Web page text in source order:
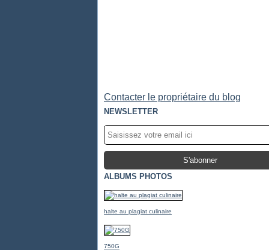
Contacter le propriétaire du blog
NEWSLETTER
ALBUMS PHOTOS
halte au plagiat culinaire
750G